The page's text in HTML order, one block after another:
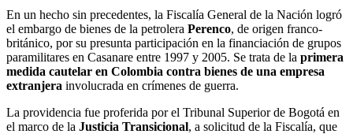
electrónico
En un hecho sin precedentes, la Fiscalía General de la Nación logró
el embargo de bienes de la petrolera Perenco, de origen franco-
británico, por su presunta participación en la financiación de grupos
paramilitares en Casanare entre 1997 y 2005. Se trata de la primera
medida cautelar en Colombia contra bienes de una empresa
extranjera involucrada en crímenes de guerra.
La providencia fue proferida por el Tribunal Superior de Bogotá en
el marco de la Justicia Transicional, a solicitud de la Fiscalía, que